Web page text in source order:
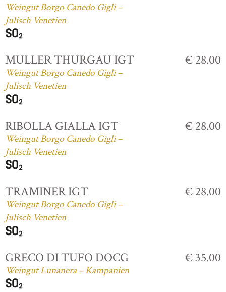
Weingut Borgo Canedo Gigli –
Julisch Venetien
MULLER THURGAU IGT
Weingut Borgo Canedo Gigli –
Julisch Venetien
€ 28.00
RIBOLLA GIALLA IGT
Weingut Borgo Canedo Gigli –
Julisch Venetien
€ 28.00
TRAMINER IGT
Weingut Borgo Canedo Gigli –
Julisch Venetien
€ 28.00
GRECO DI TUFO DOCG
Weingut Lunanera – Kampanien
€ 35.00